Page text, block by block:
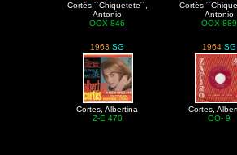
Cortés ´´Chiquetete´´,
Antonio
OOX-846
Cortés
Antonio
OOX-889
1963SG
Cortes, Albertina
Z-E 470
1964SG
Cortes,
OO- 9